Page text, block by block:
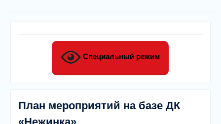
Специальный режим
План мероприятий на базе ДК